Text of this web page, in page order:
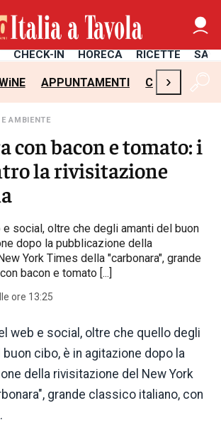
CHECK-IN HORECA RICETTE
APPUNTAMENTI CHECK-IN
›
AMBIENTE
con bacon e tomato: i
la rivisitazione
social, oltre che degli amanti del buon
dopo la pubblicazione della
York Times della "carbonara", grande
bacon e tomato [...]
ore 13:25
web e social, oltre che quello degli
buon cibo, è in agitazione dopo la
della rivisitazione del New York
grande classico italiano, con